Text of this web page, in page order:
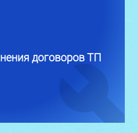
договоров ТП